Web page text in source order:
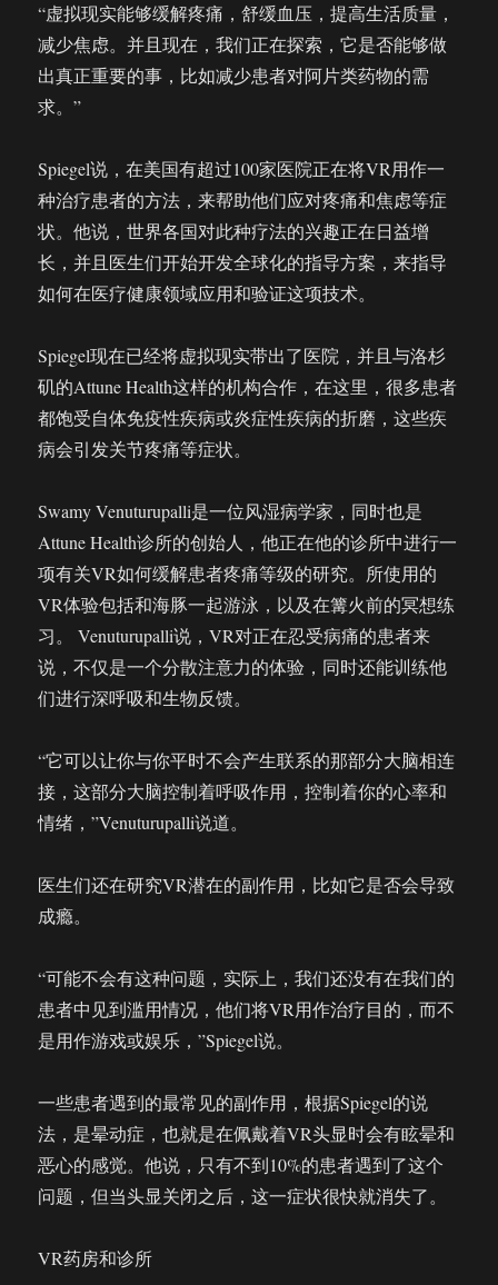
“虚拟现实能够缓解疼痛，舒缓血压，提高生活质量，
减少焦虑。并且现在，我们正在探索，它是否能够做
出真正重要的事，比如减少患者对阿片类药物的需
求。”
Spiegel说，在美国有超过100家医院正在将VR用作一
种治疗患者的方法，来帮助他们应对疼痛和焦虑等症
状。他说，世界各国对此种疗法的兴趣正在日益增
长，并且医生们开始开发全球化的指导方案，来指导
如何在医疗健康领域应用和验证这项技术。
Spiegel现在已经将虚拟现实带出了医院，并且与洛杉
矶的Attune Health这样的机构合作，在这里，很多患者
都饱受自体免疫性疾病或炎症性疾病的折磨，这些疾
病会引发关节疼痛等症状。
Swamy Venuturupalli是一位风湿病学家，同时也是
Attune Health诊所的创始人，他正在他的诊所中进行一
项有关VR如何缓解患者疼痛等级的研究。所使用的
VR体验包括和海豚一起游泳，以及在篝火前的冥想练
习。 Venuturupalli说，VR对正在忍受病痛的患者来
说，不仅是一个分散注意力的体验，同时还能训练他
们进行深呼吸和生物反馈。
“它可以让你与你平时不会产生联系的那部分大脑相连
接，这部分大脑控制着呼吸作用，控制着你的心率和
情绪，”Venuturupalli说道。
医生们还在研究VR潜在的副作用，比如它是否会导致
成瘾。
“可能不会有这种问题，实际上，我们还没有在我们的
患者中见到滥用情况，他们将VR用作治疗目的，而不
是用作游戏或娱乐，”Spiegel说。
一些患者遇到的最常见的副作用，根据Spiegel的说
法，是晕动症，也就是在佩戴着VR头显时会有眩晕和
恶心的感觉。他说，只有不到10%的患者遇到了这个
问题，但当头显关闭之后，这一症状很快就消失了。
VR药房和诊所